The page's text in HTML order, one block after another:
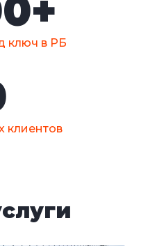
ключ в РБ
+
клиентов